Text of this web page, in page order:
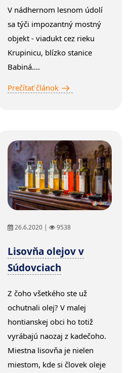
V nádhernom lesnom údolí
sa týči impozantný mostný
objekt - viadukt cez rieku
Krupinicu, blízko stanice
Babiná....
Prečítať článok
26.6.2020 | 9538
Lisovňa olejov v
Súdovciach
Z čoho všetkého ste už
ochutnali olej? V malej
hontianskej obci ho totiž
vyrábajú naozaj z kadečoho.
Miestna lisovňa je nielen
miestom, kde si človek oleje